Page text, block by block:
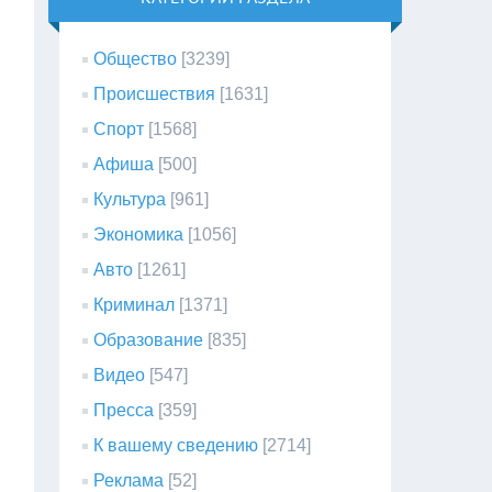
Общество [3239]
Происшествия [1631]
Спорт [1568]
Афиша [500]
Культура [961]
Экономика [1056]
Авто [1261]
Криминал [1371]
Образование [835]
Видео [547]
Пресса [359]
К вашему сведению [2714]
Реклама [52]